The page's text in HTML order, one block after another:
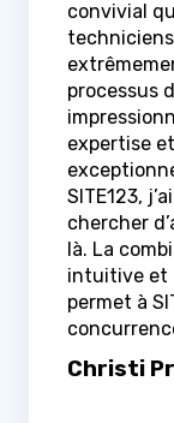
convivial
processus
expertise
SITE123,
chercher
là. La
intuitive et
permet à
Christi